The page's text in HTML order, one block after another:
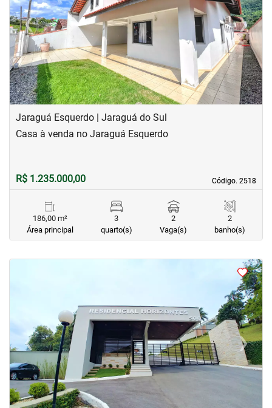
‹Previous ›Next
Jaraguá Esquerdo | Jaraguá do Sul
Código. 2518
Código. 2518
Casa à venda no Jaraguá Esquerdo
R$ 1.235.000,00
186,00 m²
Área principal
3
quarto(s)
2
Vaga(s)
2
banho(s)
‹Previous ›Next